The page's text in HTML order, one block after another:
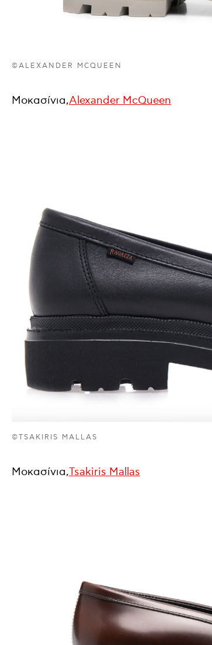
©ALEXANDER MCQUEEN
Μοκασίνια,Alexander McQueen
©TSAKIRIS MALLAS
Μοκασίνια,Tsakiris Mallas